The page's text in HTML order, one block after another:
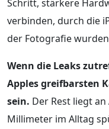
Schritt, stärkere
verbinden, durch die
der Fotografie
Wenn die Leaks
Apples greifbarsten
sein. Der Rest liegt
Millimeter im Alltag